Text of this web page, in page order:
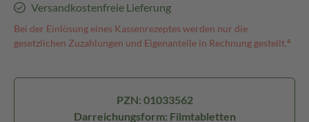
Versandkostenfreie Lieferung
Bei der Einlösung eines Kassenrezeptes werden nur die
gesetzlichen Zuzahlungen und Eigenanteile in Rechnung gestellt.⁴
PZN: 01033562
Darreichungsform: Filmtabletten